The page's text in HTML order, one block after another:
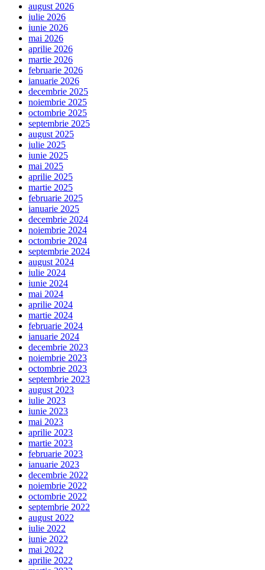
august 2026
iulie 2026
iunie 2026
mai 2026
aprilie 2026
martie 2026
februarie 2026
ianuarie 2026
decembrie 2025
noiembrie 2025
octombrie 2025
septembrie 2025
august 2025
iulie 2025
iunie 2025
mai 2025
aprilie 2025
martie 2025
februarie 2025
ianuarie 2025
decembrie 2024
noiembrie 2024
octombrie 2024
septembrie 2024
august 2024
iulie 2024
iunie 2024
mai 2024
aprilie 2024
martie 2024
februarie 2024
ianuarie 2024
decembrie 2023
noiembrie 2023
octombrie 2023
septembrie 2023
august 2023
iulie 2023
iunie 2023
mai 2023
aprilie 2023
martie 2023
februarie 2023
ianuarie 2023
decembrie 2022
noiembrie 2022
octombrie 2022
septembrie 2022
august 2022
iulie 2022
iunie 2022
mai 2022
aprilie 2022